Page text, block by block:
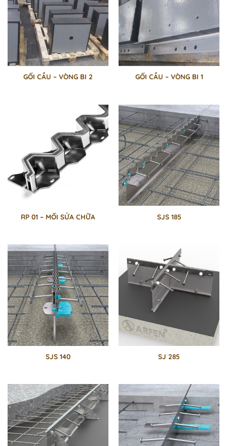
GỐI CẦU – VÒNG BI 2 GỐI CẦU – VÒNG BI 1
RP 01 – MỐI SỬA CHỮA SJS 185
SJS 140 SJ 285